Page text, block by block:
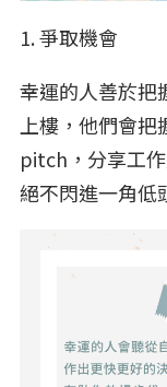
1. 爭取機會
幸運的人善於把
上樓，他們會
pitch，分享工
絕不閃進一角低